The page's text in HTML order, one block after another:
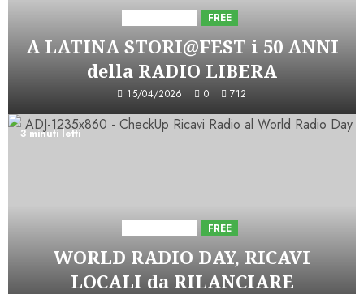
FREE
A LATINA STORI@FEST i 50 ANNI
della RADIO LIBERA
15/04/2026 0 712
3 minuti letti
FREE
WORLD RADIO DAY, RICAVI
LOCALI da RILANCIARE